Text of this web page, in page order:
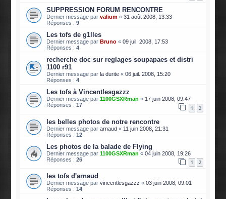
SUPPRESSION FORUM RENCONTRE
Dernier message parvalium «31 août 2008, 13:33
Réponses :9
Les tofs de g1lles
Dernier message parBruno «09 juil. 2008, 17:53
Réponses :4
recherche doc sur reglages soupapaes et distri
1100 r91
Dernier message parla durite «06 juil. 2008, 15:20
Réponses :4
Les tofs à Vincentlesgazzz
Dernier message par1100GSXRman « 17 juin 2008, 09:47
Réponses :17 1 2
les belles photos de notre rencontre
Dernier message pararnaud « 11 juin 2008, 21:31
Réponses :12
Les photos de la balade de Flying
Dernier message par1100GSXRman «04 juin 2008, 19:26
Réponses :26 1 2
les tofs d'arnaud
Dernier message parvincentlesgazzz «03 juin 2008, 09:01
Réponses :14